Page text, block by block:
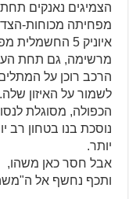
הצמיגים נאנקים תחת
מפחיתה מכוחות-הצד
איוניק 5
מרשימה, גם תחת
הרכב רוכן על
הכפולה, מסוגלת
נוסכת בנו בטחון רב
יותר.
אבל חסר כאן משהו,
ותכף נחשף אל